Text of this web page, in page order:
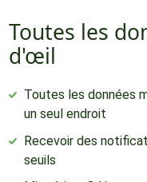
Toutes les
d'œil
Toutes les données
un seul endroit
Recevoir des
seuils